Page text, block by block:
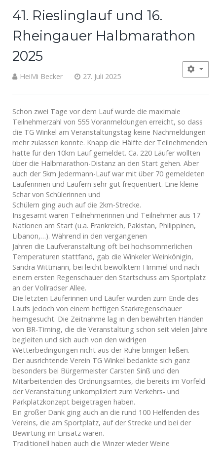
41. Rieslinglauf und 16.
Rheingauer Halbmarathon
2025
HeiMi Becker 27. Juli 2025
Schon zwei Tage vor dem Lauf wurde die maximale
Teilnehmerzahl von 555 Voranmeldungen erreicht, so dass
die TG Winkel am Veranstaltungstag keine Nachmeldungen
mehr zulassen konnte. Knapp die Hälfte der Teilnehmenden
hatte für den 10km Lauf gemeldet. Ca. 220 Läufer wollten
über die Halbmarathon-Distanz an den Start gehen. Aber
auch der 5km Jedermann-Lauf war mit über 70 gemeldeten
Läuferinnen und Läufern sehr gut frequentiert. Eine kleine
Schar von Schülerinnen und
Schülern ging auch auf die 2km-Strecke.
Insgesamt waren Teilnehmerinnen und Teilnehmer aus 17
Nationen am Start (u.a. Frankreich, Pakistan, Philippinen,
Libanon,…). Während in den vergangenen
Jahren die Laufveranstaltung oft bei hochsommerlichen
Temperaturen stattfand, gab die Winkeler Weinkönigin,
Sandra Wittmann, bei leicht bewölktem Himmel und nach
einem ersten Regenschauer den Startschuss am Sportplatz
an der Vollradser Allee.
Die letzten Läuferinnen und Läufer wurden zum Ende des
Laufs jedoch von einem heftigen Starkregenschauer
heimgesucht. Die Zeitnahme lag in den bewährten Händen
von BR-Timing, die die Veranstaltung schon seit vielen Jahre
begleiten und sich auch von den widrigen
Wetterbedingungen nicht aus der Ruhe bringen ließen.
Der ausrichtende Verein TG Winkel bedankte sich ganz
besonders bei Bürgermeister Carsten Sinß und den
Mitarbeitenden des Ordnungsamtes, die bereits im Vorfeld
der Veranstaltung unkompliziert zum Verkehrs- und
Parkplatzkonzept beigetragen haben.
Ein großer Dank ging auch an die rund 100 Helfenden des
Vereins, die am Sportplatz, auf der Strecke und bei der
Bewirtung im Einsatz waren.
Traditionell haben auch die Winzer wieder Weine